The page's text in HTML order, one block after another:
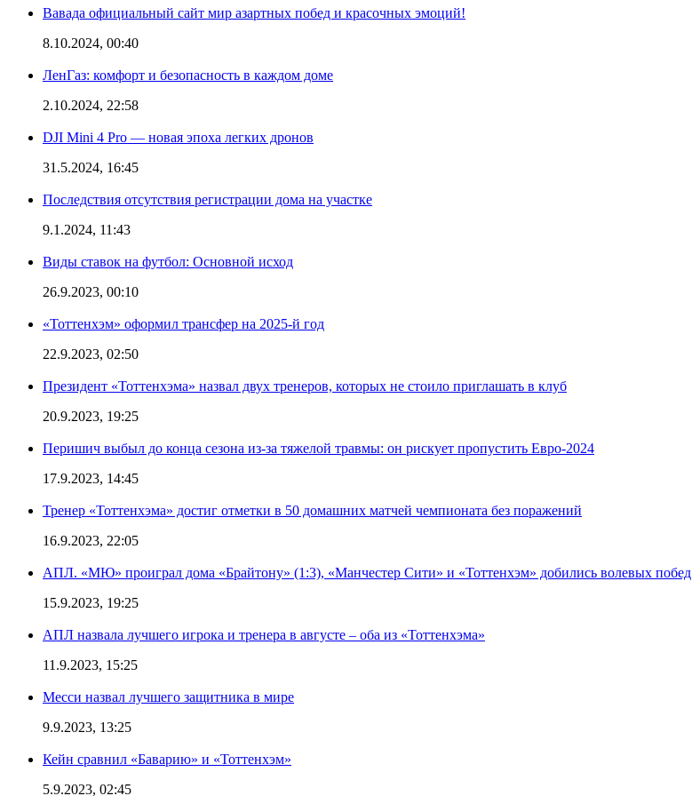
Вавада официальный сайт мир азартных побед и красочных эмоций!
8.10.2024, 00:40
ЛенГаз: комфорт и безопасность в каждом доме
2.10.2024, 22:58
DJI Mini 4 Pro — новая эпоха легких дронов
31.5.2024, 16:45
Последствия отсутствия регистрации дома на участке
9.1.2024, 11:43
Виды ставок на футбол: Основной исход
26.9.2023, 00:10
«Тоттенхэм» оформил трансфер на 2025-й год
22.9.2023, 02:50
Президент «Тоттенхэма» назвал двух тренеров, которых не стоило приглашать в клуб
20.9.2023, 19:25
Перишич выбыл до конца сезона из-за тяжелой травмы: он рискует пропустить Евро-2024
17.9.2023, 14:45
Тренер «Тоттенхэма» достиг отметки в 50 домашних матчей чемпионата без поражений
16.9.2023, 22:05
АПЛ. «МЮ» проиграл дома «Брайтону» (1:3), «Манчестер Сити» и «Тоттенхэм» добились волевых побед
15.9.2023, 19:25
АПЛ назвала лучшего игрока и тренера в августе – оба из «Тоттенхэма»
11.9.2023, 15:25
Месси назвал лучшего защитника в мире
9.9.2023, 13:25
Кейн сравнил «Баварию» и «Тоттенхэм»
5.9.2023, 02:45